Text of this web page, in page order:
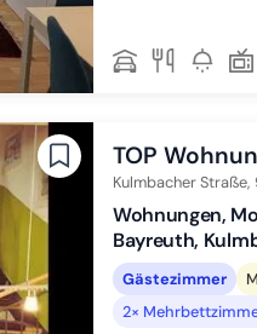
TOP
Kulmbacher Straße,
Wohnungen,
Bayreuth,
Gästezimmer
2×